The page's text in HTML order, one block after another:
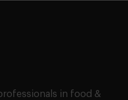
in food &